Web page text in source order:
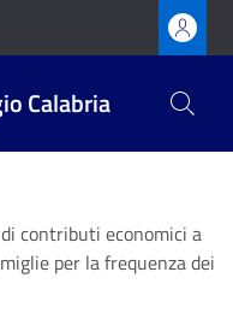
Calabria
contributi economici a
per la frequenza dei